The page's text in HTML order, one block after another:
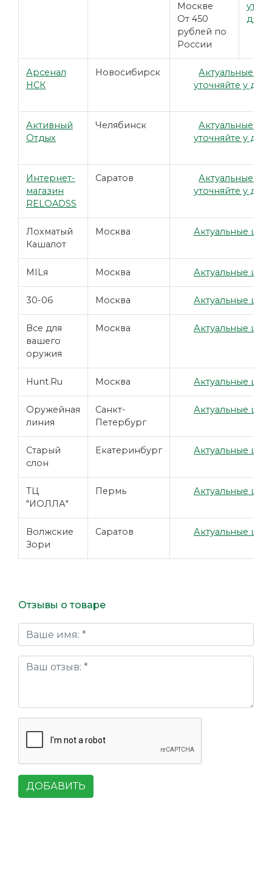
Москве
От 450
рублей по
России
Арсенал
НСК
Новосибирск
Актуальные
уточняйте у
Активный
Отдых
Челябинск
Актуальные
уточняйте у
Интернет-
магазин
RELOADSS
Саратов
Актуальные
уточняйте у
Лохматый
Кашалот
Москва Актуальные
MILя Москва Актуальные
30-06 Москва Актуальные
Все для
вашего
оружия
Москва Актуальные
Hunt.Ru Москва Актуальные
Оружейная
линия
Санкт-
Петербург
Актуальные
Старый
слон
Екатеринбург Актуальные
ТЦ
"ИОЛЛА"
Пермь Актуальные
Волжские
Зори
Саратов Актуальные
Отзывы о товаре
ДОБАВИТЬ